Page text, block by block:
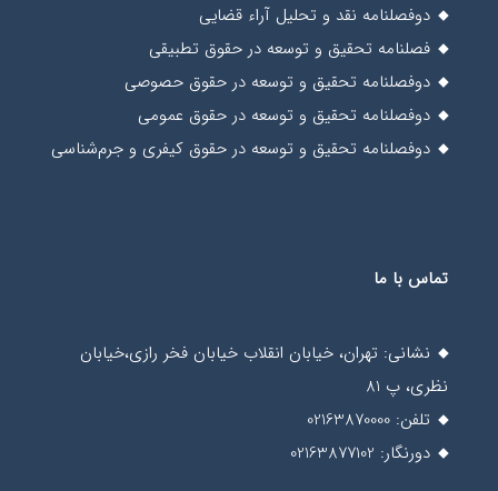
دوفصلنامه نقد و تحلیل آراء قضایی
فصلنامه تحقیق و توسعه در حقوق تطبیقی
دوفصلنامه تحقیق و توسعه در حقوق حصوصی
دوفصلنامه تحقیق و توسعه در حقوق عمومی
دوفصلنامه تحقیق و توسعه در حقوق کیفری و جرم‌شناسی
تماس با ما
نشانی: تهران، خیابان انقلاب خیابان فخر رازی،خیابان
نظری، پ 81
تلفن: 02163870000
دورنگار: 02163877102